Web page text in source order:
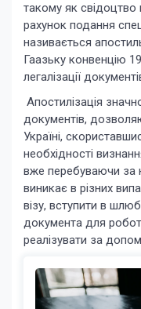
такому як
рахунок подання
називається
Гаазьку конвенцію
легалізації
Апостилізація
документів,
Україні,
необхідності
вже перебуваючи за
виникає в різних
візу, вступити в
документа для
реалізувати за